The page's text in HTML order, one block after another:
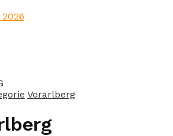
Vorarlberg